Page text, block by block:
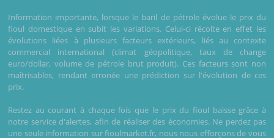
Information importante, lorsque le baril de pétrole évolue le prix du
fioul domestique en subit les variations. Celui-ci récolte en effet les
évolutions liées à plusieurs facteurs extérieurs, liés au contexte
commercial international (climat géopolitique, taux de change
euro/dollar, volume de pétrole brut produit). Ces facteurs sont non
maîtrisables, rendant erronée une prédiction sur l'évolution de ces
prix.
Restez au courant à chaque fois que le prix du fioul baisse grâce à
notre service d'alertes, afin de réaliser des économies. Ne perdez pas
une seule information sur fioulmarket.fr, nous nous efforçons de vous